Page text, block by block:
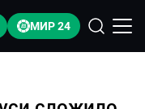
МИР 24